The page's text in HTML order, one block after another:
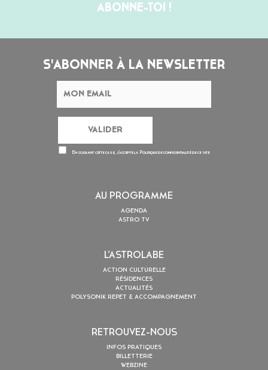
ABONNE-TOI !
S'ABONNER À LA NEWSLETTER
En cochant cette case, j’accepte la Politique de confidentialitéde ce site
AU PROGRAMME
AGENDA
ASTRO TV
L’ASTROLABE
ACTION CULTURELLE
RÉSIDENCES
ACTUALITÉS
POLYSONIK REPET & ACCOMPAGNEMENT
RETROUVEZ-NOUS
INFOS PRATIQUES
BILLETTERIE
WEBZINE